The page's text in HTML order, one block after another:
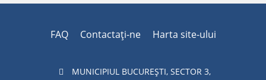
FAQ Contactaţi-ne Harta site-ului
MUNICIPIUL BUCUREŞTI, SECTOR 3,